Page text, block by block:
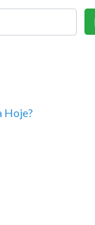
Hoje?